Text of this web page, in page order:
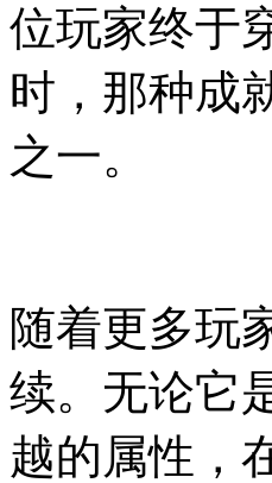
位玩家终于
时，那种成
之一。
随着更多玩
续。无论它
越的属性，